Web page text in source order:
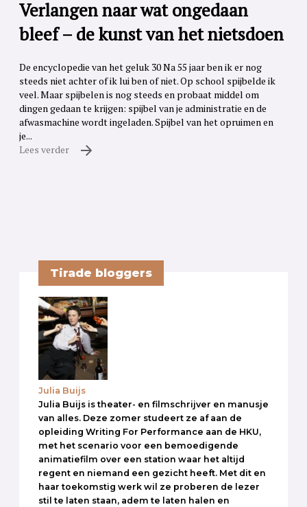
Verlangen naar wat ongedaan
bleef – de kunst van het nietsdoen
De encyclopedie van het geluk 30 Na 55 jaar ben ik er nog
steeds niet achter of ik lui ben of niet. Op school spijbelde ik
veel. Maar spijbelen is nog steeds en probaat middel om
dingen gedaan te krijgen: spijbel van je administratie en de
afwasmachine wordt ingeladen. Spijbel van het opruimen en
je...
Lees verder
Tirade bloggers
Julia Buijs
Julia Buijs is theater- en filmschrijver en manusje
van alles. Deze zomer studeert ze af aan de
opleiding Writing For Performance aan de HKU,
met het scenario voor een bemoedigende
animatiefilm over een station waar het altijd
regent en niemand een gezicht heeft. Met dit en
haar toekomstig werk wil ze proberen de lezer
stil te laten staan, adem te laten halen en